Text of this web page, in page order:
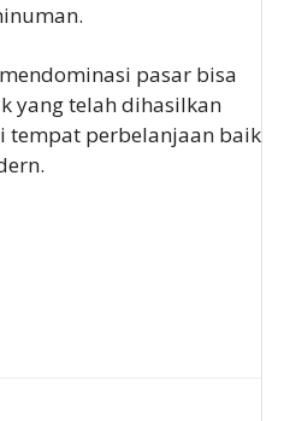
pasar bisa
yang telah dihasilkan
tempat perbelanjaan baik